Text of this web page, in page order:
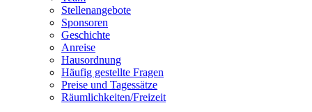
Stellenangebote
Sponsoren
Geschichte
Anreise
Hausordnung
Häufig gestellte Fragen
Preise und Tagessätze
Räumlichkeiten/Freizeit